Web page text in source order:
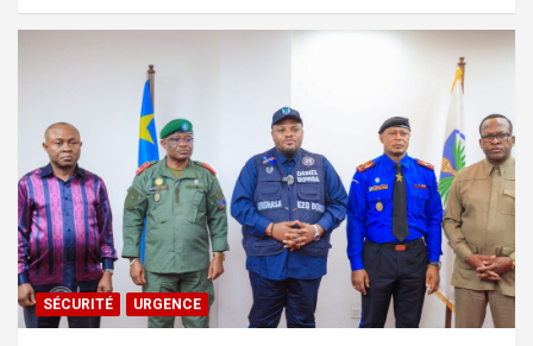
SÉCURITÉ URGENCE